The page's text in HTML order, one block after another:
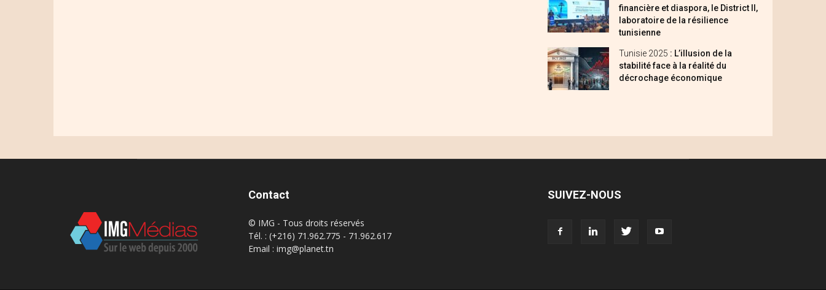
financière et diaspora, le District II,
laboratoire de la résilience
tunisienne
Tunisie 2025 : L’illusion de la
stabilité face à la réalité du
décrochage économique
Contact
© IMG - Tous droits réservés
Tél. : (+216) 71.962.775 - 71.962.617
Email : img@planet.tn
SUIVEZ-NOUS